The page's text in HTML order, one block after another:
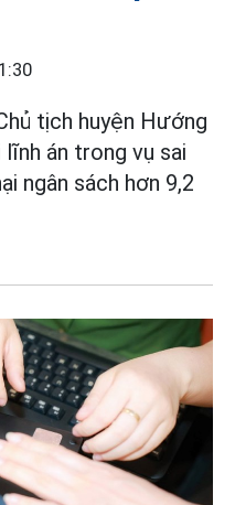
tịch huyện Hướng
án trong vụ sai
ngân sách hơn 9,2